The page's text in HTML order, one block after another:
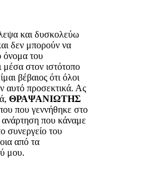
και δυσκολεύω
δεν μπορούν να
όνομα του
μέσα στον ιστότοπο
βέβαιος ότι όλοι
αυτό προσεκτικά. Ας
ΘΡΑΨΑΝΙΩΤΗΣ
που γεννήθηκε στο
ανάρτηση που κάναμε
συνεργείο του
από τα
μου.